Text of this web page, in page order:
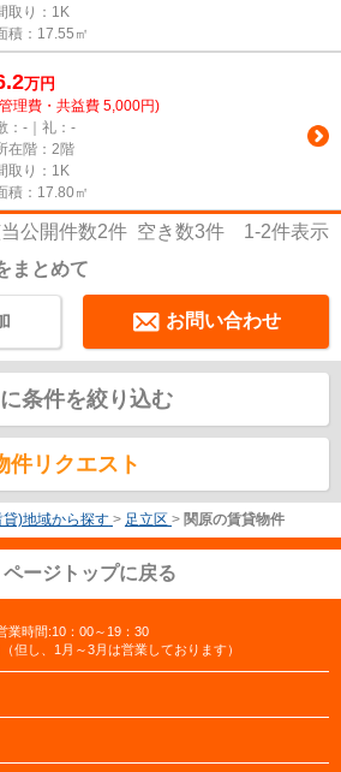
取り：1K
積：17.55㎡
万円
理費・共益費 5,000円)
：-｜礼：-
在階：2階
取り：1K
積：17.80㎡
公開件数2件 空き数3件 1-2件表示
まとめて
お問い合わせ
条件を絞り込む
件リクエスト
貸)地域から探す > 足立区 > 関原の賃貸物件
ページトップに戻る
業時間:10：00～19：30
但し、1月～3月は営業しております）